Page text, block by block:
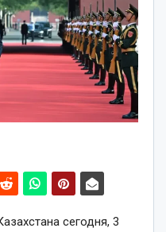
сегодня, 3